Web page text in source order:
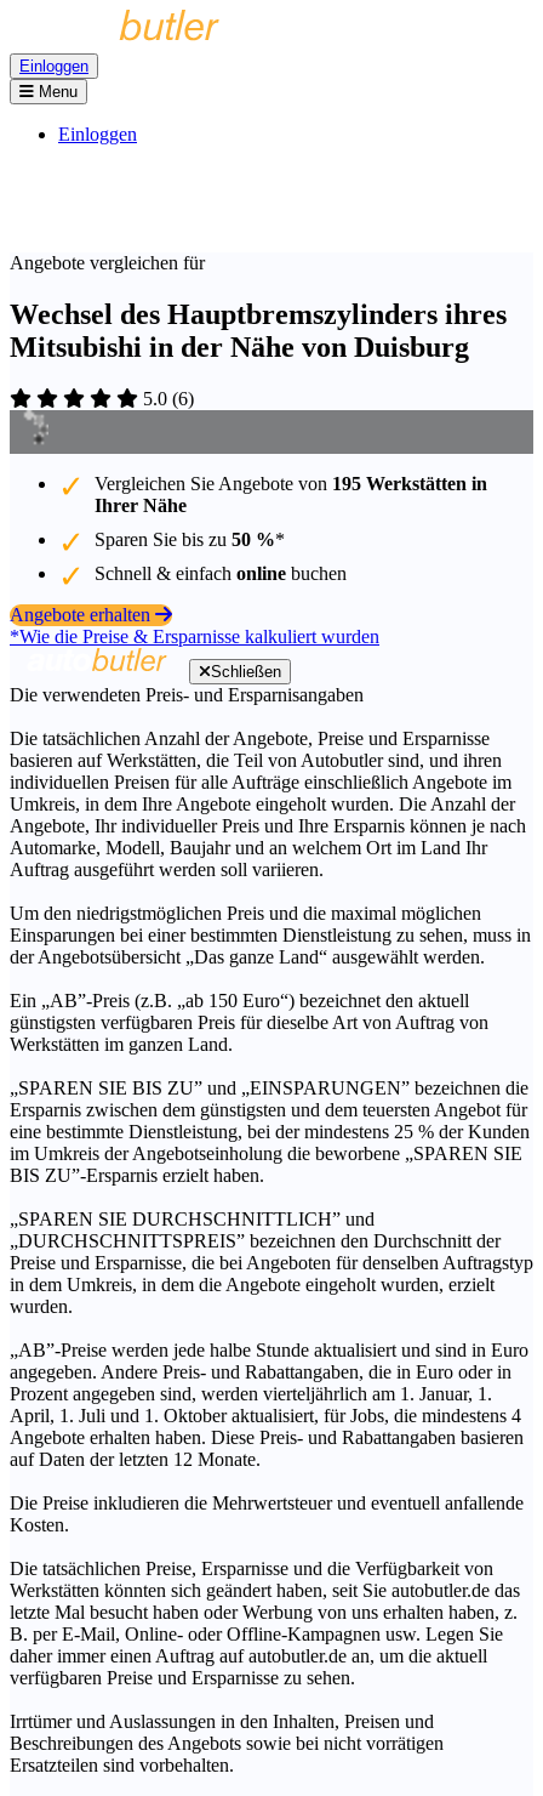
Einloggen
Menu
Einloggen
Angebote vergleichen für
Wechsel des Hauptbremszylinders ihres
Mitsubishi in der Nähe von Duisburg
5.0 (6)
Vergleichen Sie Angebote von 195 Werkstätten in
Ihrer Nähe
Sparen Sie bis zu 50 %*
Schnell & einfach online buchen
Angebote erhalten
*Wie die Preise & Ersparnisse kalkuliert wurden
Schließen
Die verwendeten Preis- und Ersparnisangaben
Die tatsächlichen Anzahl der Angebote, Preise und Ersparnisse
basieren auf Werkstätten, die Teil von Autobutler sind, und ihren
individuellen Preisen für alle Aufträge einschließlich Angebote im
Umkreis, in dem Ihre Angebote eingeholt wurden. Die Anzahl der
Angebote, Ihr individueller Preis und Ihre Ersparnis können je nach
Automarke, Modell, Baujahr und an welchem Ort im Land Ihr
Auftrag ausgeführt werden soll variieren.
Um den niedrigstmöglichen Preis und die maximal möglichen
Einsparungen bei einer bestimmten Dienstleistung zu sehen, muss in
der Angebotsübersicht „Das ganze Land“ ausgewählt werden.
Ein „AB”-Preis (z.B. „ab 150 Euro“) bezeichnet den aktuell
günstigsten verfügbaren Preis für dieselbe Art von Auftrag von
Werkstätten im ganzen Land.
„SPAREN SIE BIS ZU” und „EINSPARUNGEN” bezeichnen die
Ersparnis zwischen dem günstigsten und dem teuersten Angebot für
eine bestimmte Dienstleistung, bei der mindestens 25 % der Kunden
im Umkreis der Angebotseinholung die beworbene „SPAREN SIE
BIS ZU”-Ersparnis erzielt haben.
„SPAREN SIE DURCHSCHNITTLICH” und
„DURCHSCHNITTSPREIS” bezeichnen den Durchschnitt der
Preise und Ersparnisse, die bei Angeboten für denselben Auftragstyp
in dem Umkreis, in dem die Angebote eingeholt wurden, erzielt
wurden.
„AB”-Preise werden jede halbe Stunde aktualisiert und sind in Euro
angegeben. Andere Preis- und Rabattangaben, die in Euro oder in
Prozent angegeben sind, werden vierteljährlich am 1. Januar, 1.
April, 1. Juli und 1. Oktober aktualisiert, für Jobs, die mindestens 4
Angebote erhalten haben. Diese Preis- und Rabattangaben basieren
auf Daten der letzten 12 Monate.
Die Preise inkludieren die Mehrwertsteuer und eventuell anfallende
Kosten.
Die tatsächlichen Preise, Ersparnisse und die Verfügbarkeit von
Werkstätten könnten sich geändert haben, seit Sie autobutler.de das
letzte Mal besucht haben oder Werbung von uns erhalten haben, z.
B. per E-Mail, Online- oder Offline-Kampagnen usw. Legen Sie
daher immer einen Auftrag auf autobutler.de an, um die aktuell
verfügbaren Preise und Ersparnisse zu sehen.
Irrtümer und Auslassungen in den Inhalten, Preisen und
Beschreibungen des Angebots sowie bei nicht vorrätigen
Ersatzteilen sind vorbehalten.